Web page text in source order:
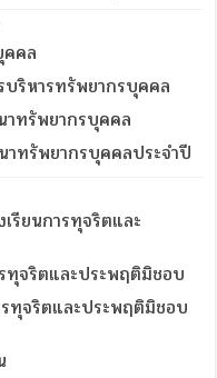
คคล
บริหารทรัพยากรบุคคล
ทรัพยากรบุคคล
ทรัพยากรบุคคลประจำปี
รียนการทุจริตและ
ทุจริตและประพฤติมิชอบ
รทุจริตและประพฤติมิชอบ